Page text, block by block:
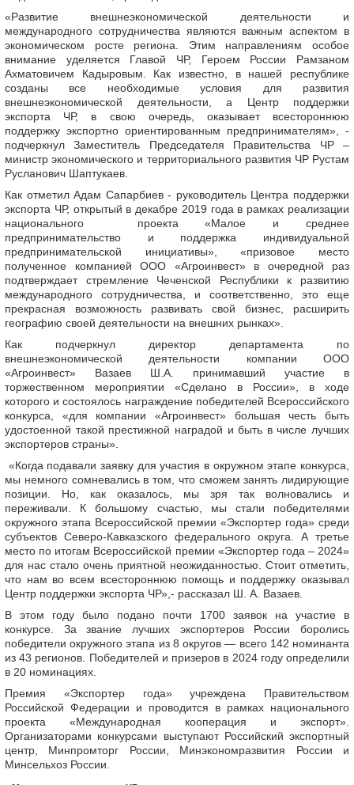
«Развитие внешнеэкономической деятельности и
международного сотрудничества являются важным аспектом в
экономическом росте региона. Этим направлениям особое
внимание уделяется Главой ЧР, Героем России Рамзаном
Ахматовичем Кадыровым. Как известно, в нашей республике
созданы все необходимые условия для развития
внешнеэкономической деятельности, а Центр поддержки
экспорта ЧР, в свою очередь, оказывает всестороннюю
поддержку экспортно ориентированным предпринимателям», -
подчеркнул Заместитель Председателя Правительства ЧР –
министр экономического и территориального развития ЧР Рустам
Русланович Шаптукаев.
Как отметил Адам Сапарбиев - руководитель Центра поддержки
экспорта ЧР, открытый в декабре 2019 года в рамках реализации
национального проекта «Малое и среднее
предпринимательство и поддержка индивидуальной
предпринимательской инициативы», «призовое место
полученное компанией ООО «Агроинвест» в очередной раз
подтверждает стремление Чеченской Республики к развитию
международного сотрудничества, и соответственно, это еще
прекрасная возможность развивать свой бизнес, расширить
географию своей деятельности на внешних рынках».
Как подчеркнул директор департамента по
внешнеэкономической деятельности компании ООО
«Агроинвест» Вазаев Ш.А. принимавший участие в
торжественном мероприятии «Сделано в России», в ходе
которого и состоялось награждение победителей Всероссийского
конкурса, «для компании «Агроинвест» большая честь быть
удостоенной такой престижной наградой и быть в числе лучших
экспортеров страны».
«Когда подавали заявку для участия в окружном этапе конкурса,
мы немного сомневались в том, что сможем занять лидирующие
позиции. Но, как оказалось, мы зря так волновались и
переживали. К большому счастью, мы стали победителями
окружного этапа Всероссийской премии «Экспортер года» среди
субъектов Северо-Кавказского федерального округа. А третье
место по итогам Всероссийской премии «Экспортер года – 2024»
для нас стало очень приятной неожиданностью. Стоит отметить,
что нам во всем всестороннюю помощь и поддержку оказывал
Центр поддержки экспорта ЧР»,- рассказал Ш. А. Вазаев.
В этом году было подано почти 1700 заявок на участие в
конкурсе. За звание лучших экспортеров России боролись
победители окружного этапа из 8 округов — всего 142 номинанта
из 43 регионов. Победителей и призеров в 2024 году определили
в 20 номинациях.
Премия «Экспортер года» учреждена Правительством
Российской Федерации и проводится в рамках национального
проекта «Международная кооперация и экспорт».
Организаторами конкурсами выступают Российский экспортный
центр, Минпромторг России, Минэкономразвития России и
Минсельхоз России.